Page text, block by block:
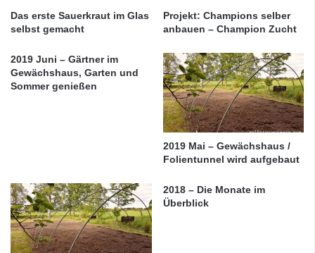
Das erste Sauerkraut im Glas
selbst gemacht
Projekt: Champions selber
anbauen – Champion Zucht
2019 Juni – Gärtner im
Gewächshaus, Garten und
Sommer genießen
2019 Mai – Gewächshaus /
Folientunnel wird aufgebaut
2018 – Die Monate im
Überblick